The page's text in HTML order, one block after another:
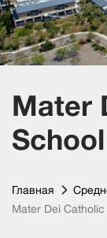
Mater
School
Главная
Mater Dei